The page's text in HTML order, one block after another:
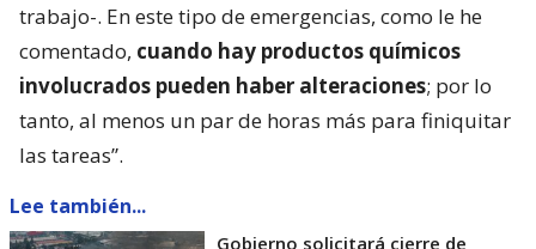
trabajo-. En este tipo de emergencias, como le he
comentado, cuando hay productos químicos
involucrados pueden haber alteraciones; por lo
tanto, al menos un par de horas más para finiquitar
las tareas”.
Lee también...
Gobierno solicitará cierre de